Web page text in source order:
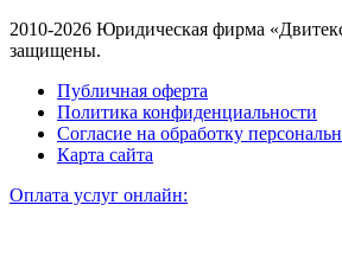
2010-2026 Юридическая фирма
защищены.
Публичная оферта
Политика конфиденциальности
Согласие на обработку
Карта сайта
Оплата услуг онлайн: